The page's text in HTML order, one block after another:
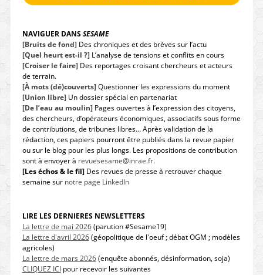
NAVIGUER DANSSESAME
[Bruits de fond]Des chroniques et des brèves sur l’actu
[Quel heurt est-il ?]L’analyse de tensions et conflits en cours
[Croiser le faire]Des reportages croisant chercheurs et acteurs
de terrain.
[À mots (dé)couverts]Questionner les expressions du moment
[Union libre]Un dossier spécial en partenariat
[De l’eau au moulin]Pages ouvertes à l’expression des citoyens,
des chercheurs, d’opérateurs économiques, associatifs sous forme
de contributions, de tribunes libres… Après validation de la
rédaction, ces papiers pourront être publiés dans la revue papier
ou sur le blog pour les plus longs. Les propositions de contribution
sont à envoyer à revuesesame@inrae.fr.
[Les échos & le fil]Des revues de presse à retrouver chaque
semaine sur notre page LinkedIn
LIRE LES DERNIERES NEWSLETTERS
La lettre de mai 2026(parution #Sesame19)
La lettre d'avril 2026(géopolitique de l'oeuf ; débat OGM ; modèles
agricoles)
La lettre de mars 2026(enquête abonnés, désinformation, soja)
CLIQUEZ ICIpour recevoir les suivantes